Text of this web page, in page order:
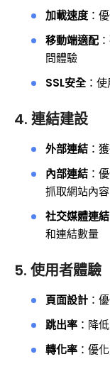
加載速度 ：
移動端適配
問體驗
SSL安全：使
4. 連結建設
外部連結 ：
內部連結 ：
抓取網站內容
社交媒體連結
和連結數量
5. 使用者體驗
頁面設計 ：
跳出率 ：降
轉化率 ：優